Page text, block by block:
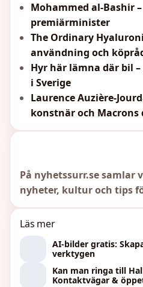
Mohammed al-Bashir
premiärminister
The Ordinary
användning och
Hyr här lämna där bil
i Sverige
Laurence Auzière-
konstnär och Macrons
På nyhetssurr.se samlar
nyheter, kultur och tips
Läs mer
AI-bilder gratis:
verktygen
Kan man ringa till
Kontaktvägar &